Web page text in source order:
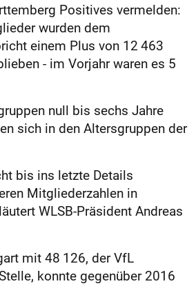
Positives vermelden:
wurden dem
einem Plus von 12 463
- im Vorjahr waren es 5
null bis sechs Jahre
sich in den Altersgruppen der
bis ins letzte Details
Mitgliederzahlen in
WLSB-Präsident Andreas
mit 48 126, der VfL
konnte gegenüber 2016